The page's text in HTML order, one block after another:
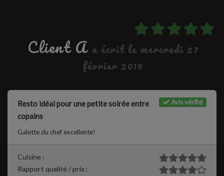
Client A a écrit le mercredi 27
février 2019
Avis vérifié
Resto idéal pour une petite soirée entre
copains
Galette du chef excellente!
Cuisine :
Rapport qualité / prix :